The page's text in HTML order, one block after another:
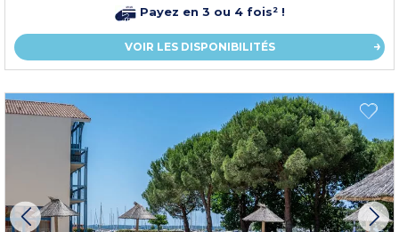
Payez en 3 ou 4 fois² !
VOIR LES DISPONIBILITÉS